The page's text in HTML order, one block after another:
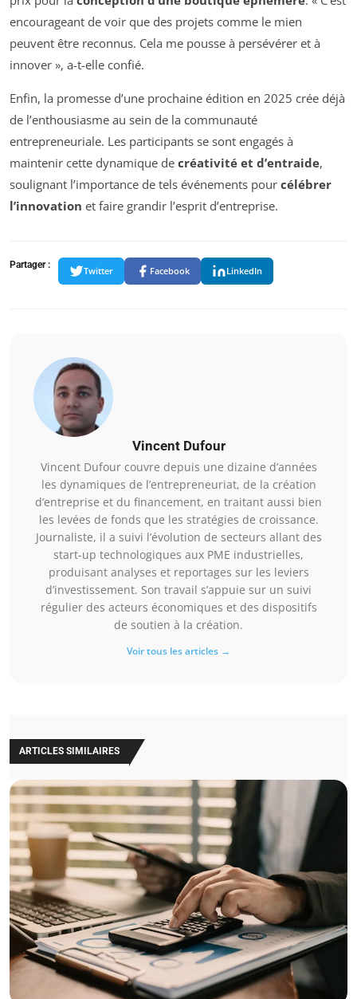
encourageant de voir que des projets comme le mien
peuvent être reconnus. Cela me pousse à persévérer et à
innover », a-t-elle confié.
Enfin, la promesse d’une prochaine édition en 2025 crée déjà
de l’enthousiasme au sein de la communauté
entrepreneuriale. Les participants se sont engagés à
maintenir cette dynamique de créativité et d’entraide,
soulignant l’importance de tels événements pour célébrer
l’innovation et faire grandir l’esprit d’entreprise.
Partager :
Twitter Facebook LinkedIn
Vincent Dufour
Vincent Dufour couvre depuis une dizaine d’années
les dynamiques de l’entrepreneuriat, de la création
d’entreprise et du financement, en traitant aussi bien
les levées de fonds que les stratégies de croissance.
Journaliste, il a suivi l’évolution de secteurs allant des
start-up technologiques aux PME industrielles,
produisant analyses et reportages sur les leviers
d’investissement. Son travail s’appuie sur un suivi
régulier des acteurs économiques et des dispositifs
de soutien à la création.
Voir tous les articles →
ARTICLES SIMILAIRES